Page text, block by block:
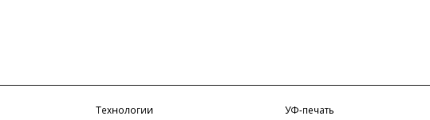
Технологии УФ-печать